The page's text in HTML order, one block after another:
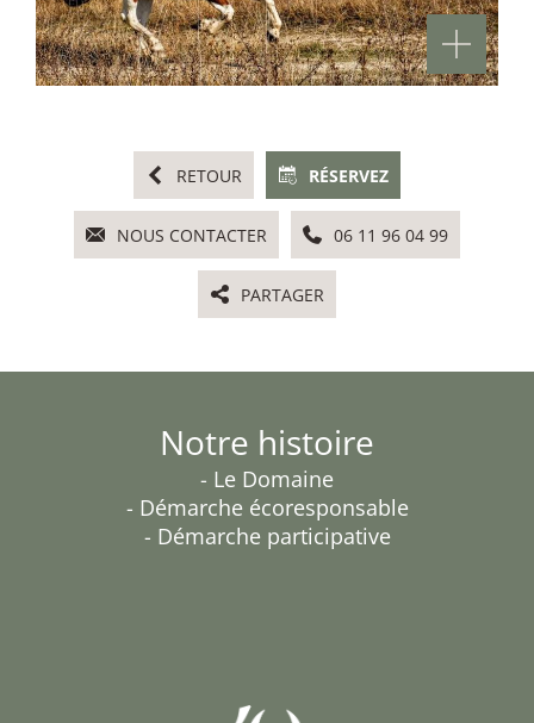
RETOUR RÉSERVEZ
NOUS CONTACTER 06 11 96 04 99
PARTAGER
Notre histoire
- Le Domaine
- Démarche écoresponsable
- Démarche participative